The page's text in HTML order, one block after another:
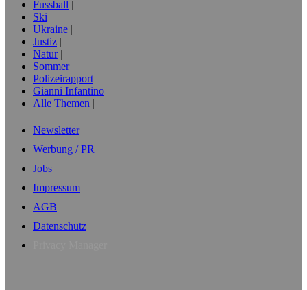
Fussball
Ski
Ukraine
Justiz
Natur
Sommer
Polizeirapport
Gianni Infantino
Alle Themen
Newsletter
Werbung / PR
Jobs
Impressum
AGB
Datenschutz